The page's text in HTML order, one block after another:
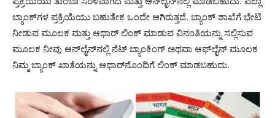
ಬ್ಯಾಂಕ್‌ಗಳ ಪ್ರಕ್ರಿಯೆಯು ಬಹುತೇಕ ಒಂದೇ ಆಗಿರುತ್ತದೆ. ಬ್ಯಾಂಕ್ ಶಾಖೆಗೆ ಭೇಟಿ
ನೀಡುವ ಮೂಲಕ ಮತ್ತು ಆಧಾರ್ ಲಿಂಕ್ ಮಾಡುವ ವಿನಂತಿಯನ್ನು ಸಲ್ಲಿಸುವ
ಮೂಲಕ ನೀವು ಆನ್‌ಲೈನ್‌ನಲ್ಲಿ ನೆಟ್ ಬ್ಯಾಂಕಿಂಗ್ ಅಥವಾ ಆಫ್‌ಲೈನ್ ಮೂಲಕ
ನಿಮ್ಮ ಬ್ಯಾಂಕ್ ಖಾತೆಯನ್ನು ಆಧಾರ್‌ನೊಂದಿಗೆ ಲಿಂಕ್ ಮಾಡಬಹುದು.